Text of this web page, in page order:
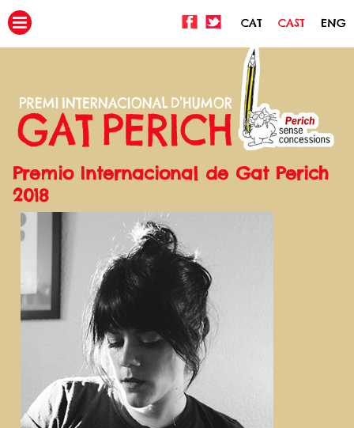
CAT CAST ENG
Premio Internacional de Gat Perich
2018